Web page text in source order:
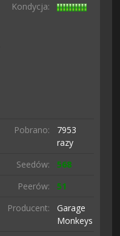
Kondycja:
Pobrano:
7953
razy
Seedów:
568
Peerów:
51
Producent:
Garage
Monkeys